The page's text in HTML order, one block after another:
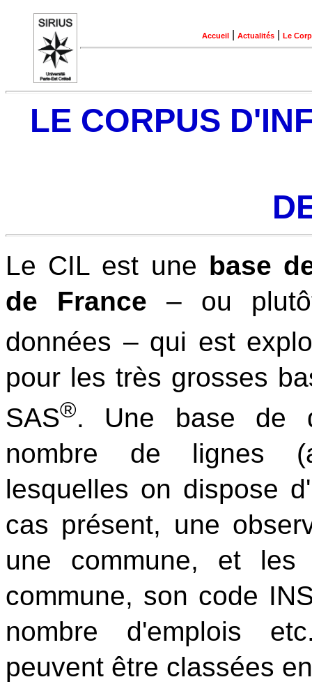
Accueil Actualités Le
LE CORPUS
Le CIL est une base
de France – ou
données – qui est
pour les très grosses
SAS®. Une base de
nombre de lignes
lesquelles on dispose
cas présent, une
une commune, et
commune, son code
nombre d'emplois
peuvent être classées